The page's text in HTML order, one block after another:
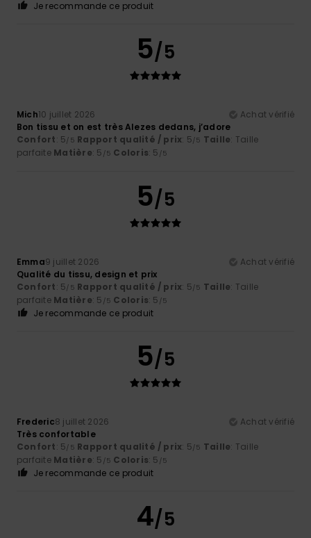
Je recommande ce produit
5/5
Mich10 juillet 2026
Achat vérifié
Bon tissu et on est très Alezes dedans, j’adore
Confort: 5/5 Rapport qualité / prix: 5/5 Taille: Taille
parfaite Matière: 5 /5 Coloris: 5 /5
5/5
Emma9 juillet 2026
Achat vérifié
Qualité du tissu, design et prix
Confort: 5/5 Rapport qualité / prix: 5/5 Taille: Taille
parfaite Matière: 5 /5 Coloris: 5 /5
Je recommande ce produit
5/5
Frederic8 juillet 2026
Achat vérifié
Très confortable
Confort: 5/5 Rapport qualité / prix: 5/5 Taille: Taille
parfaite Matière: 5 /5 Coloris: 5 /5
Je recommande ce produit
4/5